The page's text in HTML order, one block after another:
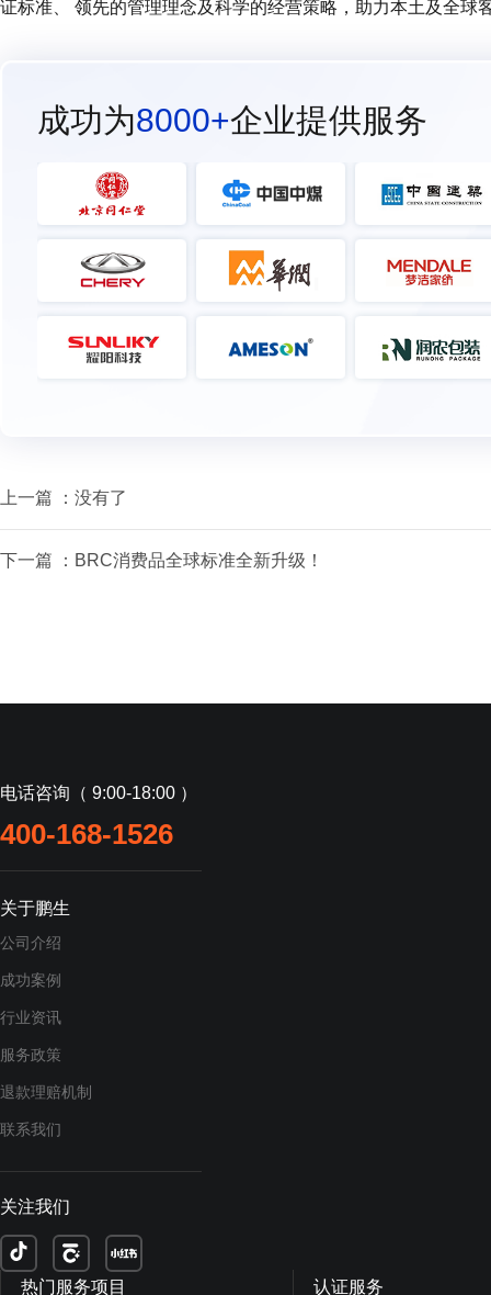
证标准、 领先的管理理念及科学的经营策略，助力本土及全球
成功为8000+企业提供服务
上一篇 ：没有了
下一篇 ： BRC消费品全球标准全新升级！
电话咨询（ 9:00-18:00 ）
400-168-1526
关于鹏生
公司介绍
成功案例
行业资讯
服务政策
退款理赔机制
联系我们
关注我们
热门服务项目 认证服务